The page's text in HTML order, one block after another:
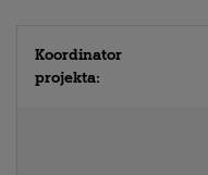
Koordinator
projekta: